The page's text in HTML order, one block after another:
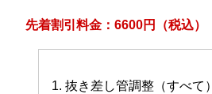
先着割引料金：6600円（税込）
1. 抜き差し管調整（すべて）